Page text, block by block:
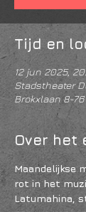
Tijd en
12 jun 2025,
Stadstheater
Brokxlaan 8-
Over het
Maandelijkse
rot in het
Latumahina,